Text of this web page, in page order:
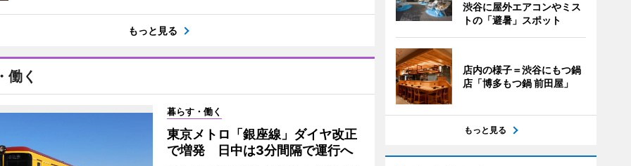
もっと見る
働く
暮らす・働く
東京メトロ「銀座線」ダイヤ改正
で増発 日中は3分間隔で運行へ
渋谷に屋外エアコンやミス
トの「避暑」スポット
店内の様子＝渋谷にもつ鍋
店「博多もつ鍋 前田屋」
もっと見る